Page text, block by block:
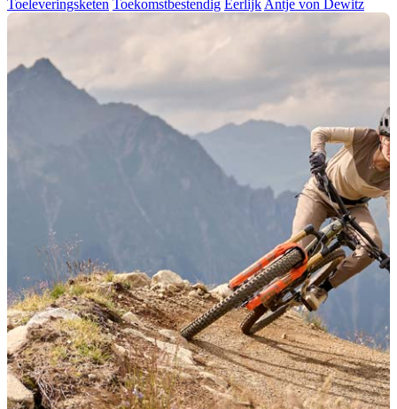
Toeleveringsketen Toekomstbestendig Eerlijk Antje von Dewitz